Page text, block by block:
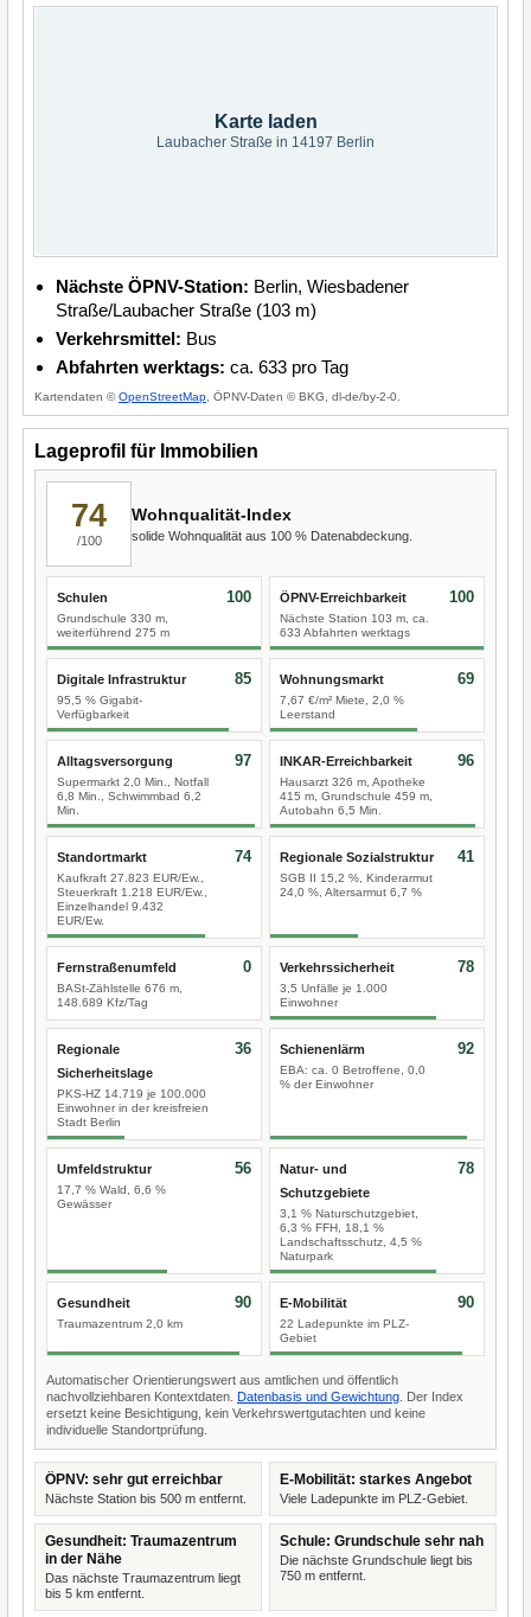
Karte laden
Laubacher Straße in 14197 Berlin
Nächste ÖPNV-Station: Berlin, Wiesbadener
Straße/Laubacher Straße (103 m)
Verkehrsmittel: Bus
Abfahrten werktags: ca. 633 pro Tag
Kartendaten ©OpenStreetMap , ÖPNV-Daten © BKG, dl-de/by-2-0.
Lageprofil für Immobilien
74
/100
Wohnqualität-Index
solide Wohnqualität aus 100 % Datenabdeckung.
Schulen
Grundschule 330 m,
weiterführend 275 m
100 ÖPNV-Erreichbarkeit
Nächste Station 103 m, ca.
633 Abfahrten werktags
100
Digitale Infrastruktur
95,5 % Gigabit-
Verfügbarkeit
85 Wohnungsmarkt
7,67 €/m² Miete, 2,0 %
Leerstand
69
Alltagsversorgung
Supermarkt 2,0 Min., Notfall
6,8 Min., Schwimmbad 6,2
Min.
97 INKAR-Erreichbarkeit
Hausarzt 326 m, Apotheke
415 m, Grundschule 459 m,
Autobahn 6,5 Min.
96
Standortmarkt
Kaufkraft 27.823 EUR/Ew.,
Steuerkraft 1.218 EUR/Ew.,
Einzelhandel 9.432
EUR/Ew.
74 Regionale Sozialstruktur
SGB II 15,2 %, Kinderarmut
24,0 %, Altersarmut 6,7 %
41
Fernstraßenumfeld
BASt-Zählstelle 676 m,
148.689 Kfz/Tag
0 Verkehrssicherheit
3,5 Unfälle je 1.000
Einwohner
78
Regionale
Sicherheitslage
PKS-HZ 14.719 je 100.000
Einwohner in der kreisfreien
Stadt Berlin
36 Schienenlärm
EBA: ca. 0 Betroffene, 0,0
% der Einwohner
92
Umfeldstruktur
17,7 % Wald, 6,6 %
Gewässer
56
Natur- und
Schutzgebiete
3,1 % Naturschutzgebiet,
6,3 % FFH, 18,1 %
Landschaftsschutz, 4,5 %
Naturpark
78
Gesundheit
Traumazentrum 2,0 km
90 E-Mobilität
22 Ladepunkte im PLZ-
Gebiet
90
Automatischer Orientierungswert aus amtlichen und öffentlich
nachvollziehbaren Kontextdaten. Datenbasis und Gewichtung . Der Index
ersetzt keine Besichtigung, kein Verkehrswertgutachten und keine
individuelle Standortprüfung.
ÖPNV: sehr gut erreichbar
Nächste Station bis 500 m entfernt.
E-Mobilität: starkes Angebot
Viele Ladepunkte im PLZ-Gebiet.
Gesundheit: Traumazentrum
in der Nähe
Das nächste Traumazentrum liegt
bis 5 km entfernt.
Schule: Grundschule sehr nah
Die nächste Grundschule liegt bis
750 m entfernt.